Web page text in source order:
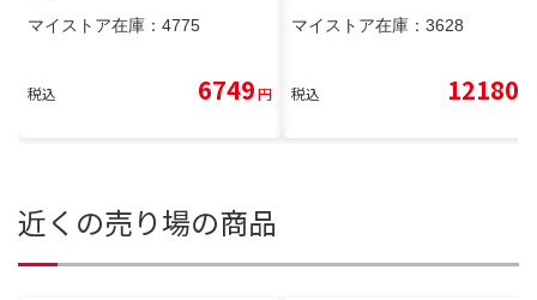
マイストア在庫： 4775
税込 6749円
マイストア在庫： 3628
税込 12180
近くの売り場の商品